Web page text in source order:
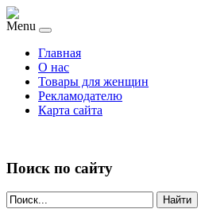
Menu
Главная
О нас
Товары для женщин
Рекламодателю
Карта сайта
Поиск по сайту
Найти